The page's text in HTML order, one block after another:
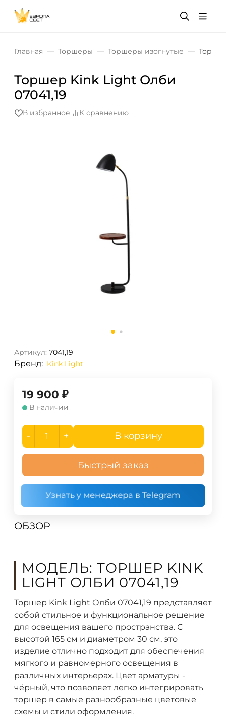
Главная Торшеры Торшеры изогнутые
Торшер Kink Light Олби
07041,19
В избранное К сравнению
Артикул: 7041,19
Бренд: Kink Light
19 900 ₽
В наличии
- + В корзину
Быстрый заказ
Узнать у менеджера в Telegram
ОБЗОР
МОДЕЛЬ: ТОРШЕР KINK
LIGHT ОЛБИ 07041,19
Торшер Kink Light Олби 07041,19 представляет
собой стильное и функциональное решение
для освещения вашего пространства. С
высотой 165 см и диаметром 30 см, это
изделие отлично подходит для обеспечения
мягкого и равномерного освещения в
различных интерьерах. Цвет арматуры -
чёрный, что позволяет легко интегрировать
торшер в самые разнообразные цветовые
схемы и стили оформления.